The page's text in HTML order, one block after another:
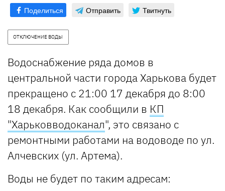
Поделиться Отправить Твитнуть
ОТКЛЮЧЕНИЕ ВОДЫ
Водоснабжение ряда домов в
центральной части города Харькова будет
прекращено с 21:00 17 декабря до 8:00
18 декабря. Как сообщили в КП
"Харьковводоканал", это связано с
ремонтными работами на водоводе по ул.
Алчевских (ул. Артема).
Воды не будет по таким адресам: